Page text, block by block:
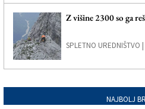
Z višine 2300 so ga
SPLETNO UREDNIŠTVO |
NAJBOLJ